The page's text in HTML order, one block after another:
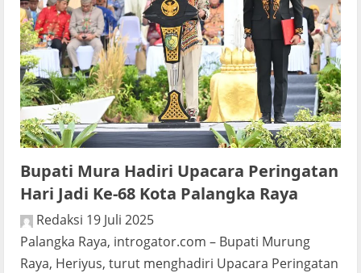
dan
Gus
Yasin,
DPW-
DPC
PPP
se-
Kalteng
Siap
Muktamar
2025
Bupati Mura Hadiri Upacara Peringatan
Hari Jadi Ke-68 Kota Palangka Raya
Redaksi 19 Juli 2025
Palangka Raya, introgator.com – Bupati Murung
Raya, Heriyus, turut menghadiri Upacara Peringatan